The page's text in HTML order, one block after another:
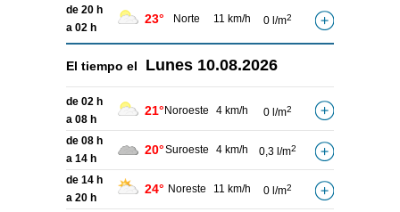
de 20 h
a 02 h
23° Norte 11 km/h 0 l/m2
El tiempo el Lunes 10.08.2026
de 02 h
a 08 h
21° Noroeste 4 km/h 0 l/m2
de 08 h
a 14 h
20°Suroeste 4 km/h 0,3 l/m2
de 14 h
a 20 h
24° Noreste 11 km/h 0 l/m2